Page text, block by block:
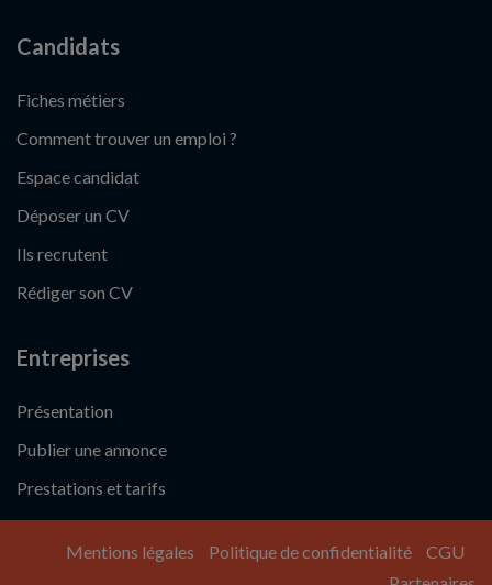
Candidats
Fiches métiers
Comment trouver un emploi ?
Espace candidat
Déposer un CV
Ils recrutent
Rédiger son CV
Entreprises
Présentation
Publier une annonce
Prestations et tarifs
Mentions légales Politique de confidentialité
CGU